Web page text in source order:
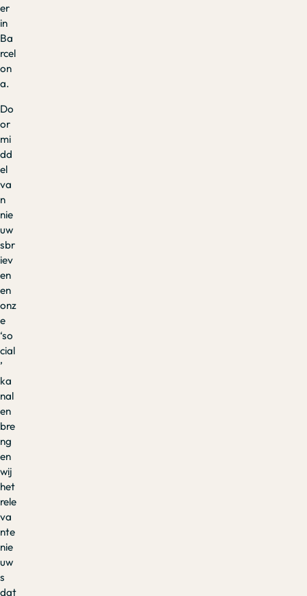
er
in
Ba
rcel
on
a.
Do
or
mi
dd
el
va
n
nie
uw
sbr
iev
en
en
onz
e
‘so
cial
’
ka
nal
en
bre
ng
en
wij
het
rele
va
nte
nie
uw
s
dat